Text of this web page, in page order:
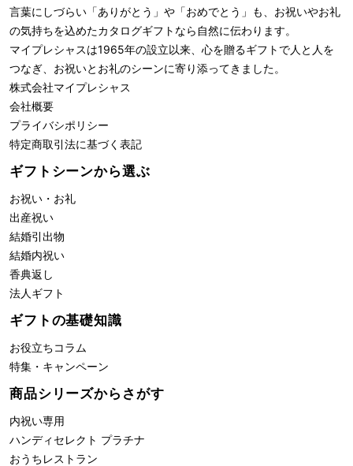
言葉にしづらい「ありがとう」や「おめでとう」も、お祝いやお礼
の気持ちを込めたカタログギフトなら自然に伝わります。
マイプレシャスは1965年の設立以来、心を贈るギフトで人と人を
つなぎ、お祝いとお礼のシーンに寄り添ってきました。
株式会社マイプレシャス
会社概要
プライバシポリシー
特定商取引法に基づく表記
ギフトシーンから選ぶ
お祝い・お礼
出産祝い
結婚引出物
結婚内祝い
香典返し
法人ギフト
ギフトの基礎知識
お役立ちコラム
特集・キャンペーン
商品シリーズからさがす
内祝い専用
ハンディセレクト プラチナ
おうちレストラン